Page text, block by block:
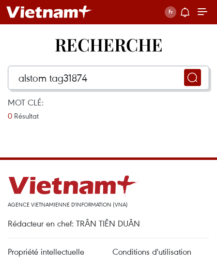
RECHERCHE
MOT CLÉ:
0 Résultat
AGENCE VIETNAMIENNE D'INFORMATION (VNA)
Rédacteur en chef: TRÂN TIÊN DUÂN
Propriété intellectuelle
Conditions d'utilisation